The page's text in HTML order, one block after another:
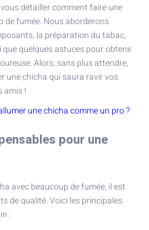
détailler comment faire une
de fumée. Nous aborderons
la préparation du tabac,
quelques astuces pour obtenir
Alors, sans plus attendre,
une chicha qui saura ravir vos
amis !
une chicha comme un pro ?
pour une
avec beaucoup de fumée, il est
de qualité. Voici les principales
: